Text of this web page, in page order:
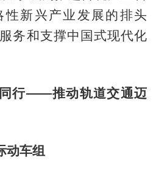
性新兴产业发展的排头
务和支撑中国式现代化
行——推动轨道交通迈
动车组